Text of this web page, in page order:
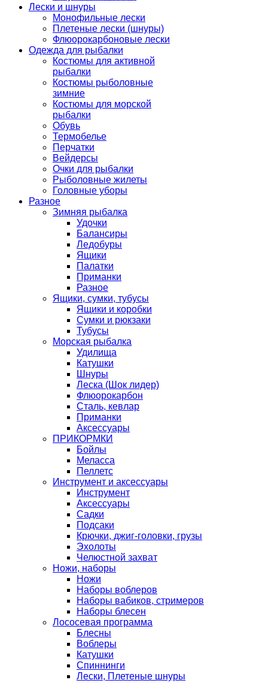
Лески и шнуры
Монофильные лески
Плетеные лески (шнуры)
Флюорокарбоновые лески
Одежда для рыбалки
Костюмы для активной
рыбалки
Костюмы рыболовные
зимние
Костюмы для морской
рыбалки
Обувь
Термобелье
Перчатки
Вейдерсы
Очки для рыбалки
Рыболовные жилеты
Головные уборы
Разное
Зимняя рыбалка
Удочки
Балансиры
Ледобуры
Ящики
Палатки
Приманки
Разное
Ящики, сумки, тубусы
Ящики и коробки
Сумки и рюкзаки
Тубусы
Морская рыбалка
Удилища
Катушки
Шнуры
Леска (Шок лидер)
Флюорокарбон
Сталь, кевлар
Приманки
Аксессуары
ПРИКОРМКИ
Бойлы
Меласса
Пеллетс
Инструмент и аксессуары
Инструмент
Аксессуары
Садки
Подсаки
Крючки, джиг-головки, грузы
Эхолоты
Челюстной захват
Ножи, наборы
Ножи
Наборы воблеров
Наборы вабиков, стримеров
Наборы блесен
Лососевая программа
Блесны
Воблеры
Катушки
Спиннинги
Лески, Плетеные шнуры